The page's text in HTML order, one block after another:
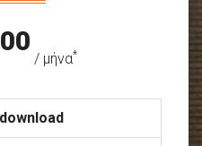
/ μήνα*